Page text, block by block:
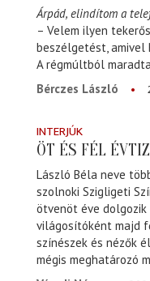
Árpád, elindítom a
– Velem ilyen
beszélgetést, amivel
A régmúltból
Bérczes László
INTERJÚK
ÖT ÉS FÉL
László Béla neve
szolnoki Szigligeti
ötvenöt éve dolgozik
világosítóként majd
színészek és nézők
mégis meghatározó